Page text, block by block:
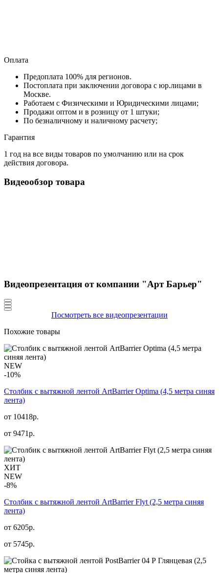
Оплата
Предоплата 100% для регионов.
Постоплата при заключении договора с юр.лицами в
Москве.
Работаем с Физическими и Юридическими лицами;
Продажи оптом и в розницу от 1 штуки;
По безналичному и наличному расчету;
Гарантия
1 год на все виды товаров по умолчанию или на срок
действия договора.
Видеообзор товара
Видеопрезентация от компании "Арт Барьер"
Посмотреть все видеопрезентации
Похожие товары
NEW
-10%
Столбик с вытяжной лентой ArtBarrier Оptima (4,5 метра синяя
лента)
от 10418р.
от 9471р.
ХИТ
NEW
-8%
Столбик с вытяжной лентой ArtBarrier Flyt (2,5 метра синяя
лента)
от 6205р.
от 5745р.